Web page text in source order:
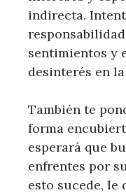
indirecta.
sentimientos y
desinterés en
También te
forma
esperará que
enfrentes por
esto sucede, le